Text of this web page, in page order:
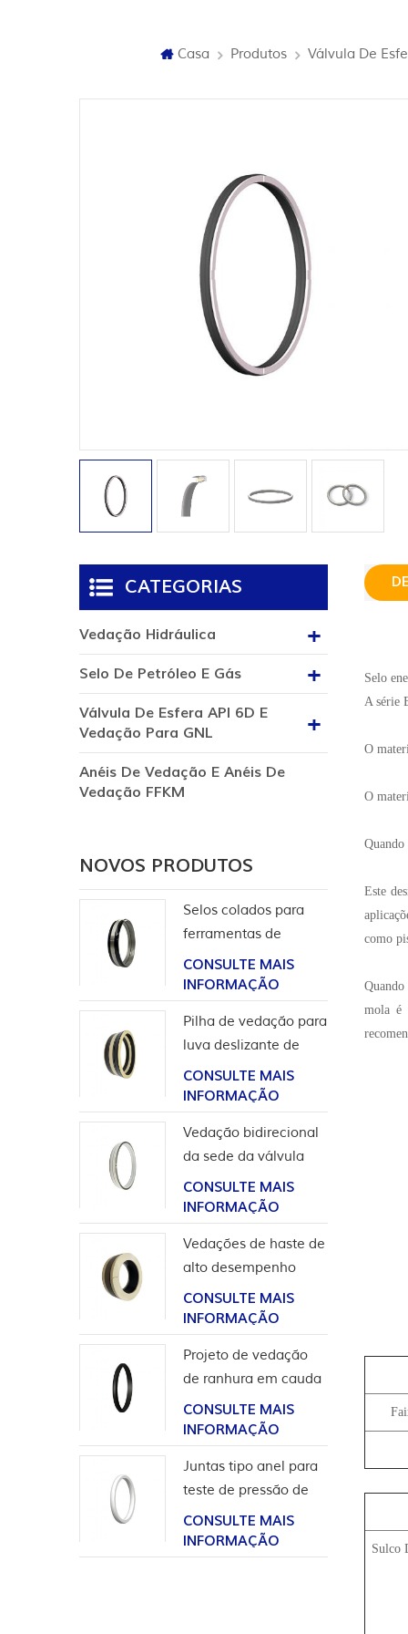
Casa Produtos Válvula De
Selo
A série
O
O
Quando
Este
como
mola é
Sulco
CATEGORIAS
Vedação Hidráulica
Selo De Petróleo E Gás
Válvula De Esfera API 6D E
Vedação Para GNL
Anéis De Vedação E Anéis De
Vedação FFKM
NOVOS PRODUTOS
Selos colados para
ferramentas de
completação
CONSULTE MAIS
INFORMAÇÃO
Pilha de vedação para
luva deslizante de
ferramentas de poço
CONSULTE MAIS
INFORMAÇÃO
Vedação bidirecional
da sede da válvula
esférica de alta
pressão
CONSULTE MAIS
INFORMAÇÃO
Vedações de haste de
alto desempenho
para aplicação em
hidrogênio
CONSULTE MAIS
INFORMAÇÃO
Projeto de vedação
de ranhura em cauda
de andorinha para
revestimento de
cabeça de poço
CONSULTE MAIS
INFORMAÇÃO
Juntas tipo anel para
teste de pressão de
válvula
CONSULTE MAIS
INFORMAÇÃO